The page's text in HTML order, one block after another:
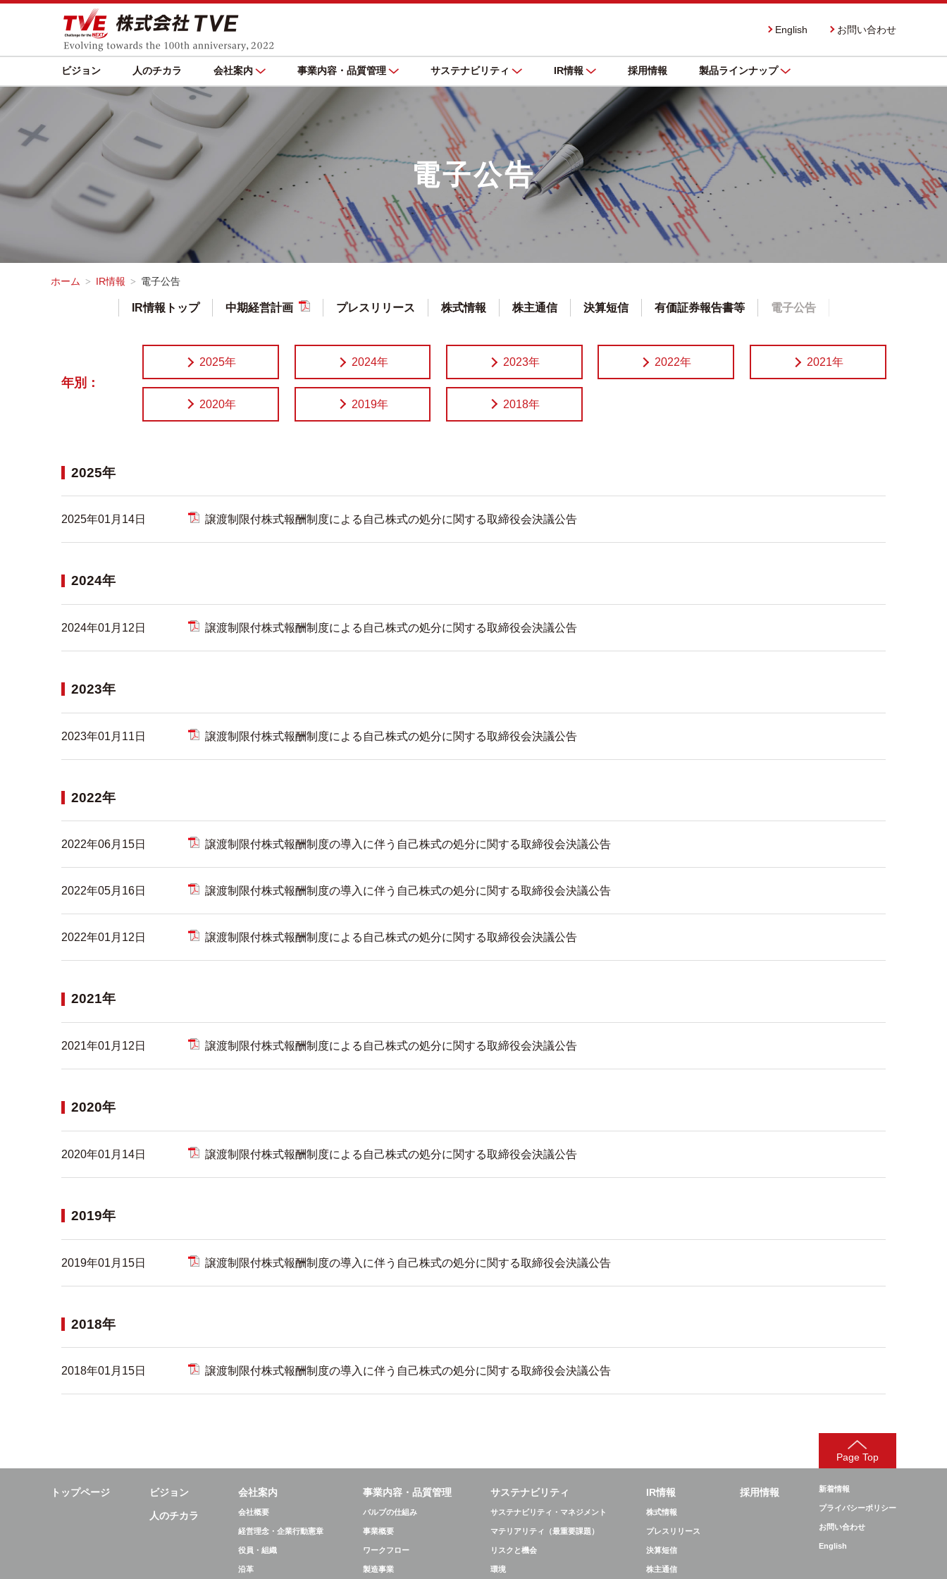
ビジョン 人のチカラ 会社案内 事業内容・品質管理 サステナビリティ IR情報 採用情報 製品ラインナップ
English お問い合わせ
電子公告
ホーム IR情報 電子公告
IR情報トップ 中期経営計画 プレスリリース 株式情報 株主通信 決算短信 有価証券報告書等 電子公告
年別：
2025年 2024年 2023年 2022年 2021年
2020年 2019年 2018年
2025年
2025年01月14日 譲渡制限付株式報酬制度による自己株式の処分に関する取締役会決議公告
2024年
2024年01月12日 譲渡制限付株式報酬制度による自己株式の処分に関する取締役会決議公告
2023年
2023年01月11日 譲渡制限付株式報酬制度による自己株式の処分に関する取締役会決議公告
2022年
2022年06月15日 譲渡制限付株式報酬制度の導入に伴う自己株式の処分に関する取締役会決議公告
2022年05月16日 譲渡制限付株式報酬制度の導入に伴う自己株式の処分に関する取締役会決議公告
2022年01月12日 譲渡制限付株式報酬制度による自己株式の処分に関する取締役会決議公告
2021年
2021年01月12日 譲渡制限付株式報酬制度による自己株式の処分に関する取締役会決議公告
2020年
2020年01月14日 譲渡制限付株式報酬制度による自己株式の処分に関する取締役会決議公告
2019年
2019年01月15日 譲渡制限付株式報酬制度の導入に伴う自己株式の処分に関する取締役会決議公告
2018年
2018年01月15日 譲渡制限付株式報酬制度の導入に伴う自己株式の処分に関する取締役会決議公告
Page Top
トップページ ビジョン
人のチカラ
会社案内
会社概要
経営理念・企業行動憲章
役員・組織
沿革
事業内容・品質管理
バルブの仕組み
事業概要
ワークフロー
製造事業
サステナビリティ
サステナビリティ・マネジメント
マテリアリティ（最重要課題）
リスクと機会
環境
IR情報
株式情報
プレスリリース
決算短信
株主通信
採用情報 新着情報
プライバシーポリシー
お問い合わせ
English